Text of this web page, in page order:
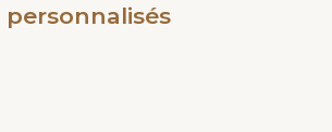
personnalisés